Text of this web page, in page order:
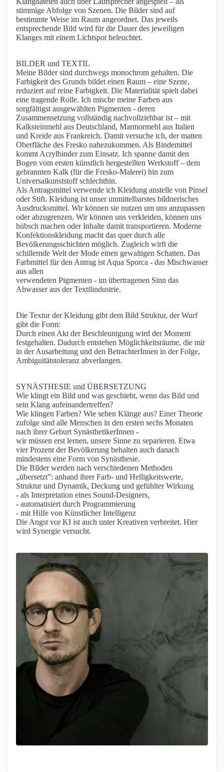
stimmige Abfolge von Szenen. Die Bilder sind auf
bestimmte Weise im Raum angeordnet. Das jeweils
entsprechende Bild wird für die Dauer des jeweiligen
Klanges mit einem Lichtspot beleuchtet.
BILDER und TEXTIL
Meine Bilder sind durchwegs monochrom gehalten. Die
Farbigkeit des Grunds bildet einen Raum – eine Szene,
reduziert auf reine Farbigkeit. Die Materialität spielt dabei
eine tragende Rolle. Ich mische meine Farben aus
sorgfältigst ausgewählten Pigmenten - deren
Zusammensetzung vollständig nachvollziehbar ist – mit
Kalksteinmehl aus Deutschland, Marmormehl aus Italien
und Kreide aus Frankreich. Damit versuche ich, der matten
Oberfläche des Fresko nahezukommen. Als Bindemittel
kommt Acrylbinder zum Einsatz. Ich spanne damit den
Bogen vom ersten künstlich hergestellten Werkstoff – dem
gebrannten Kalk (für die Fresko-Malerei) hin zum
Universalkunststoff schlechthin.
Als Antragsmittel verwende ich Kleidung anstelle von Pinsel
oder Stift. Kleidung ist unser unmittelbarstes bildnerisches
Ausdrucksmittel. Wir können sie nutzen um uns anzupassen
oder abzugrenzen. Wir können uns verkleiden, können uns
hübsch machen oder Inhalte damit transportieren. Moderne
Konfektionskleidung macht das quer durch alle
Bevölkerungsschichten möglich. Zugleich wirft die
schillernde Welt der Mode einen gewaltigen Schatten. Das
Farbmittel für den Antrag ist Aqua Sporca - das Mischwasser
aus allen
verwendeten Pigmenten - im übertragenen Sinn das
Abwasser aus der Textilindustrie.
Die Textur der Kleidung gibt dem Bild Struktur, der Wurf
gibt die Form:
Durch einen Akt der Beschleunigung wird der Moment
festgehalten. Dadurch entstehen Möglichkeitsräume, die mir
in der Ausarbeitung und den BetrachterInnen in der Folge,
Ambiguitätstoleranz abverlangen.
SYNÄSTHESIE und ÜBERSETZUNG
Wie klingt ein Bild und was geschieht, wenn das Bild und
sein Klang aufeinandertreffen?
Wie klingen Farben? Wie sehen Klänge aus? Einer Theorie
zufolge sind alle Menschen in den ersten sechs Monaten
nach ihrer Geburt SynästhetikerInnen -
wir müssen erst lernen, unsere Sinne zu separieren. Etwa
vier Prozent der Bevölkerung behalten auch danach
mindestens eine Form von Synästhesie.
Die Bilder werden nach verschiedenen Methoden
„übersetzt”: anhand ihrer Farb- und Helligkeitswerte,
Struktur und Dynamik, Deckung und gefühlter Wirkung
- als Interpretation eines Sound-Designers,
- automatisiert durch Programmierung
- mit Hilfe von Künstlicher Intelligenz
Die Angst vor KI ist auch unter Kreativen verbreitet. Hier
wird Synergie versucht.